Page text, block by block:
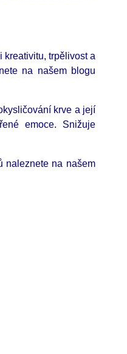
kreativitu, trpělivost a
na našem blogu
krve a její
emoce. Snižuje
naleznete na našem